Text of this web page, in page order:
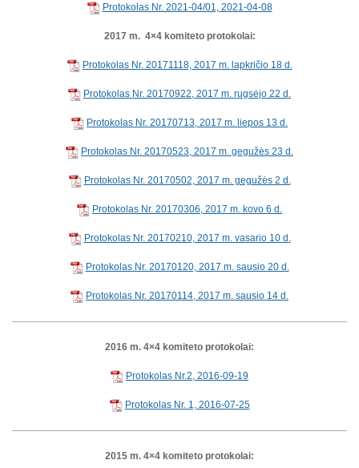
Protokolas Nr. 2021-04/01, 2021-04-08
2017 m. 4×4 komiteto protokolai:
Protokolas Nr. 20171118, 2017 m. lapkričio 18 d.
Protokolas Nr. 20170922, 2017 m. rugsėjo 22 d.
Protokolas Nr. 20170713, 2017 m. liepos 13 d.
Protokolas Nr. 20170523, 2017 m. gegužės 23 d.
Protokolas Nr. 20170502, 2017 m. gegužės 2 d.
Protokolas Nr. 20170306, 2017 m. kovo 6 d.
Protokolas Nr. 20170210, 2017 m. vasario 10 d.
Protokolas Nr. 20170120, 2017 m. sausio 20 d.
Protokolas Nr. 20170114, 2017 m. sausio 14 d.
2016 m. 4×4 komiteto protokolai:
Protokolas Nr.2, 2016-09-19
Protokolas Nr. 1, 2016-07-25
2015 m. 4×4 komiteto protokolai: